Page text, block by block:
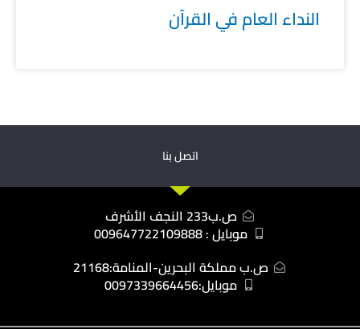
النداء العام في القرآن
اتصل بنا
ص.ب233 النجف الأشرف
موبايل : 009647722109888
ص.ب مملكة البحرين-المنامة:21168
موبايل:0097339664456